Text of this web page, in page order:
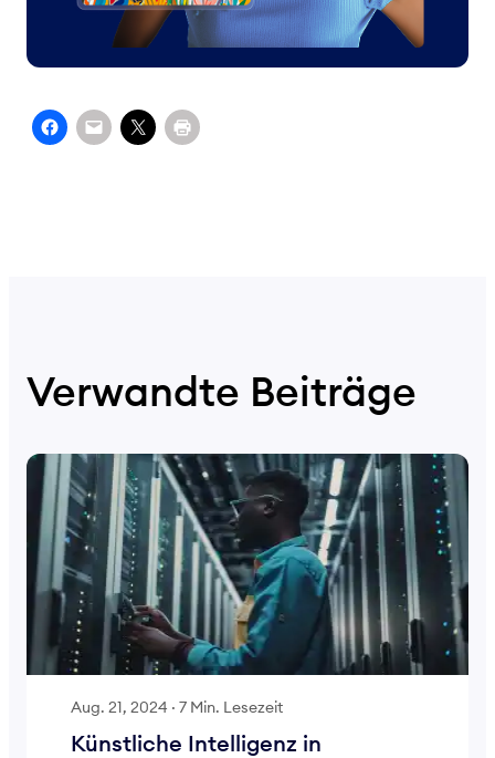
Verwandte Beiträge
Aug. 21, 2024 · 7 Min. Lesezeit
Künstliche Intelligenz in